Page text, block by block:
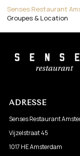
Senses Restaurant
Groupes & Location
ADRESSE
Senses Restaurant
Vijzelstraat 45
1017 HE Amsterdam